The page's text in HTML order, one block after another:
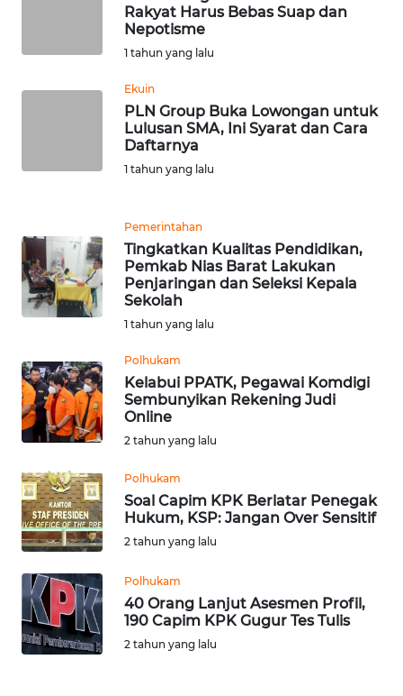
Rakyat Harus Bebas Suap dan
Nepotisme
1 tahun yang lalu
Ekuin
PLN Group Buka Lowongan untuk
Lulusan SMA, Ini Syarat dan Cara
Daftarnya
1 tahun yang lalu
Pemerintahan
Tingkatkan Kualitas Pendidikan,
Pemkab Nias Barat Lakukan
Penjaringan dan Seleksi Kepala
Sekolah
1 tahun yang lalu
Polhukam
Kelabui PPATK, Pegawai Komdigi
Sembunyikan Rekening Judi
Online
2 tahun yang lalu
Polhukam
Soal Capim KPK Berlatar Penegak
Hukum, KSP: Jangan Over Sensitif
2 tahun yang lalu
Polhukam
40 Orang Lanjut Asesmen Profil,
190 Capim KPK Gugur Tes Tulis
2 tahun yang lalu
JABAR
WN
KEPRI
PAPUA
WN
PAPUA
BARAT
WN
RIAU
SERAMBI
WN
JAMBI